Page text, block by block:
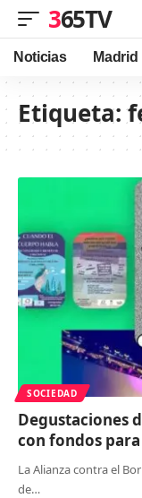
365TV
Noticias Madrid
Etiqueta:
SOCIEDAD
Degustaciones
con fondos
La Alianza contra el
de…